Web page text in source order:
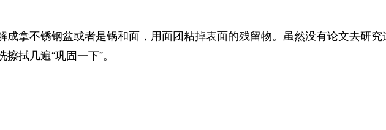
拿不锈钢盆或者是锅和面，用面团粘掉表面的残留物。虽然没有论文去研
拭几遍“巩固一下”。